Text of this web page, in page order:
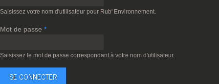
Saisissez votre nom d'utilisateur pour Rub' Environnement.
Mot de passe *
Saisissez le mot de passe correspondant à votre nom d'utilisateur.